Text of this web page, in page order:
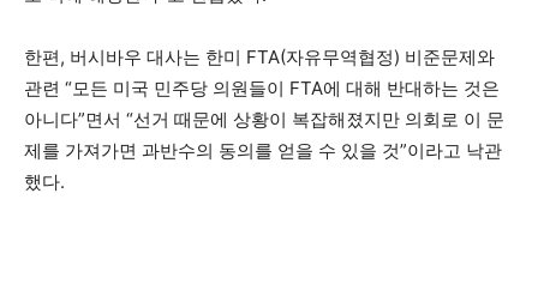
한편, 버시바우 대사는 한미 FTA(자유무역협정) 비준문제와
관련 “모든 미국 민주당 의원들이 FTA에 대해 반대하는 것은
아니다”면서 “선거 때문에 상황이 복잡해졌지만 의회로 이 문
제를 가져가면 과반수의 동의를 얻을 수 있을 것”이라고 낙관
했다.